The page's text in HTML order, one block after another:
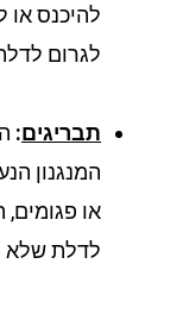
להיכנס או
לגרום לדלת
תבריגים:
המנגנון
או פגומים, הם
לדלת שלא